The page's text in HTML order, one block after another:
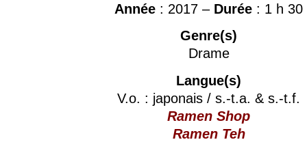
Année : 2017 – Durée : 1 h 30
Genre(s)
Drame
Langue(s)
V.o. : japonais / s.-t.a. & s.-t.f.
Ramen Shop
Ramen Teh